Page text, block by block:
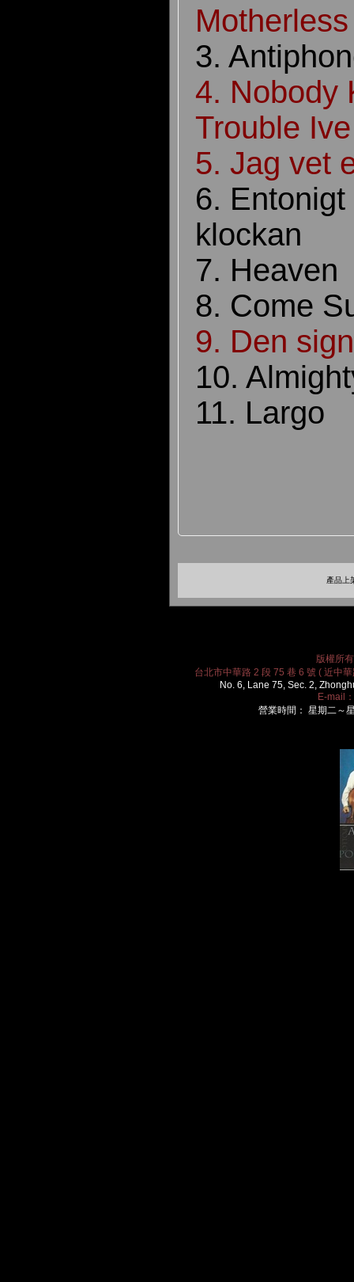
3.
4. Nobody
Trouble
5. Jag vet
6.
klockan
7.
8. Come
9. Den
10.
11. Largo
產品上
版權所
台北市中華路 2 段 75 巷 6 號 ( 近中
No. 6, Lane 75, Sec. 2,
E-mail：
營業時間： 星期二～